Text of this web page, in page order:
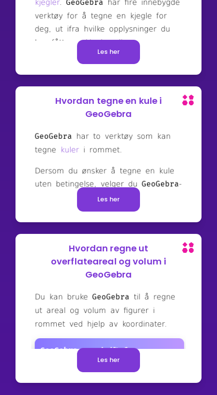
Les her
Hvordan tegne en kule i
GeoGebra
Les her
Hvordan regne ut
overflateareal og volum i
GeoGebra
Les her